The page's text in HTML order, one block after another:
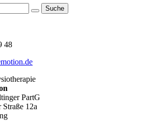
Suche
48
PartG
Straße 12a